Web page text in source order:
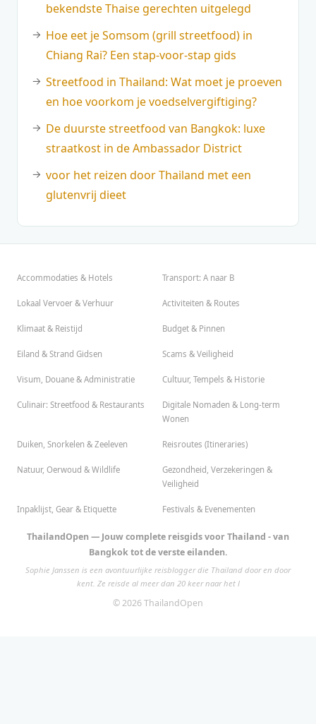
bekendste Thaise gerechten uitgelegd
Hoe eet je Somsom (grill streetfood) in
Chiang Rai? Een stap-voor-stap gids
Streetfood in Thailand: Wat moet je proeven
en hoe voorkom je voedselvergiftiging?
De duurste streetfood van Bangkok: luxe
straatkost in de Ambassador District
voor het reizen door Thailand met een
glutenvrij dieet
Accommodaties & Hotels Transport: A naar B
Lokaal Vervoer & Verhuur Activiteiten & Routes
Klimaat & Reistijd Budget & Pinnen
Eiland & Strand Gidsen Scams & Veiligheid
Visum, Douane & Administratie Cultuur, Tempels & Historie
Culinair: Streetfood & Restaurants
Digitale Nomaden & Long-term
Wonen
Duiken, Snorkelen & Zeeleven Reisroutes (Itineraries)
Natuur, Oerwoud & Wildlife
Gezondheid, Verzekeringen &
Veiligheid
Inpaklijst, Gear & Etiquette Festivals & Evenementen
ThailandOpen — Jouw complete reisgids voor Thailand - van
Bangkok tot de verste eilanden.
Sophie Janssen is een avontuurlijke reisblogger die Thailand door en door
kent. Ze reisde al meer dan 20 keer naar het l
© 2026 ThailandOpen